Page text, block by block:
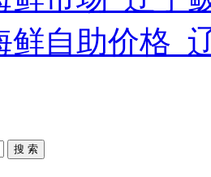
鲜自助价格_
搜 索